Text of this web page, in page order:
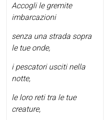
Accogli le gremite
imbarcazioni
senza una strada sopra
le tue onde,
i pescatori usciti nella
notte,
le loro reti tra le tue
creature,